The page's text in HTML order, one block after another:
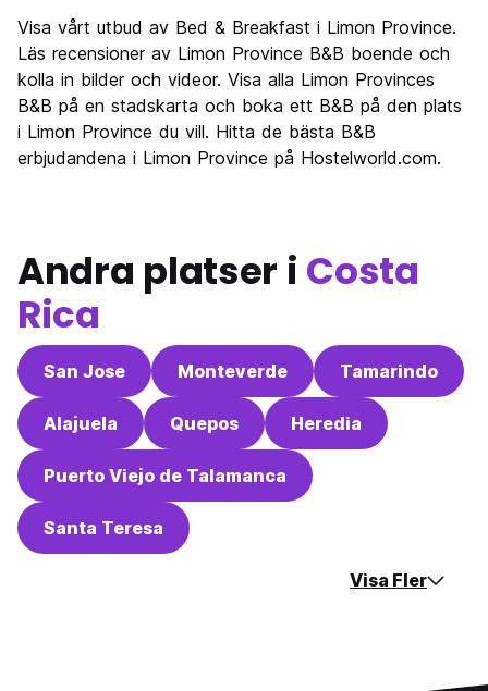
Visa vårt utbud av Bed & Breakfast i Limon Province.
Läs recensioner av Limon Province B&B boende och
kolla in bilder och videor. Visa alla Limon Provinces
B&B på en stadskarta och boka ett B&B på den plats
i Limon Province du vill. Hitta de bästa B&B
erbjudandena i Limon Province på Hostelworld.com.
Andra platser i Costa
Rica
San Jose Monteverde Tamarindo
Alajuela Quepos Heredia
Puerto Viejo de Talamanca
Santa Teresa
Visa Fler